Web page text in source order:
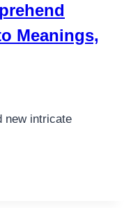
Meanings,
new intricate